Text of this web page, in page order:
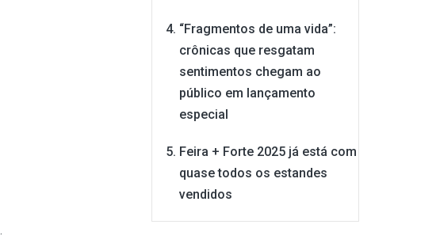
“Fragmentos de uma vida”:
crônicas que resgatam
sentimentos chegam ao
público em lançamento
especial
Feira + Forte 2025 já está com
quase todos os estandes
vendidos